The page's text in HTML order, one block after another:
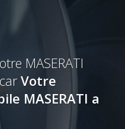
MASERATI
Votre
MASERATI a